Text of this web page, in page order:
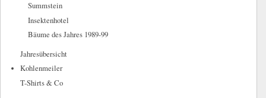
Summstein
Insektenhotel
Bäume des Jahres 1989-99
Jahresübersicht
Kohlenmeiler
T-Shirts & Co